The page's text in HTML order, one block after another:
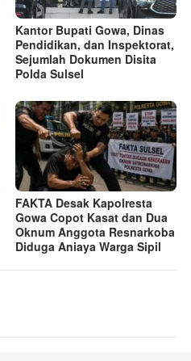
Kantor Bupati Gowa, Dinas
Pendidikan, dan Inspektorat,
Sejumlah Dokumen Disita
Polda Sulsel
FAKTA Desak Kapolresta
Gowa Copot Kasat dan Dua
Oknum Anggota Resnarkoba
Diduga Aniaya Warga Sipil